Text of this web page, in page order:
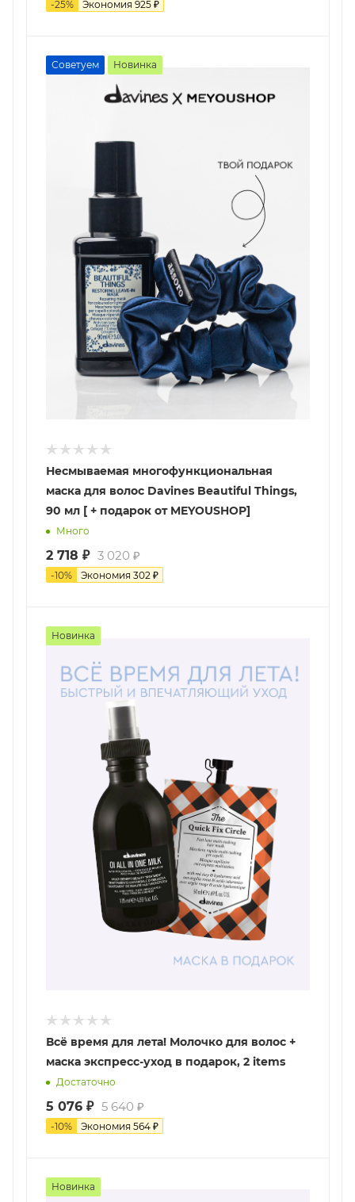
-25% Экономия 925 ₽
Советуем Новинка
Несмываемая многофункциональная
маска для волос Davines Beautiful Things,
90 мл [ + подарок от MEYOUSHOP]
Много
2 718 ₽ 3 020 ₽
-10% Экономия 302 ₽
Новинка
Всё время для лета! Молочко для волос +
маска экспресс-уход в подарок, 2 items
Достаточно
5 076 ₽ 5 640 ₽
-10% Экономия 564 ₽
Новинка